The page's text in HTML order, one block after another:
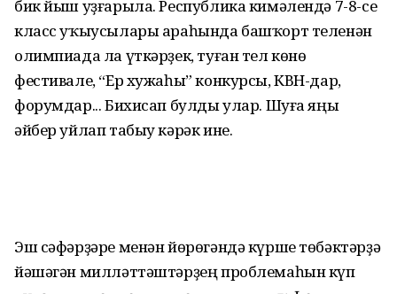
бик йыш уҙғарыла. Республика кимәлендә 7-8-се
класс уҡыусылары араһында башҡорт теленән
олимпиада ла үткәрҙек, туған тел көнө
фестивале, “Ер хужаһы” конкурсы, КВН-дар,
форумдар... Бихисап булды улар. Шуға яңы
әйбер уйлап табыу кәрәк ине.
Эш сәфәрҙәре менән йөрөгәндә күрше төбәктәрҙә
йәшәгән милләттәштәрҙең проб­лемаһын күп